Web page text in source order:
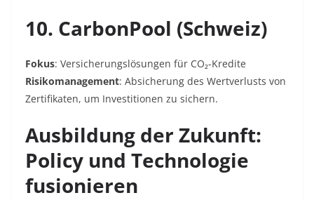
10. CarbonPool (Schweiz)
Fokus: Versicherungslösungen für CO₂-Kredite
Risikomanagement: Absicherung des Wertverlusts von
Zertifikaten, um Investitionen zu sichern.
Ausbildung der Zukunft:
Policy und Technologie
fusionieren